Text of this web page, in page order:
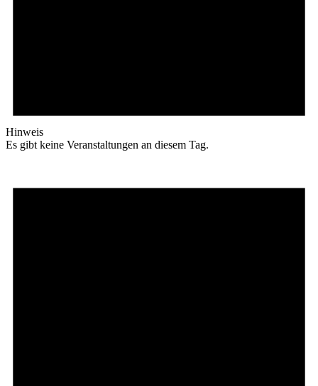
Hinweis
Es gibt keine Veranstaltungen an diesem Tag.